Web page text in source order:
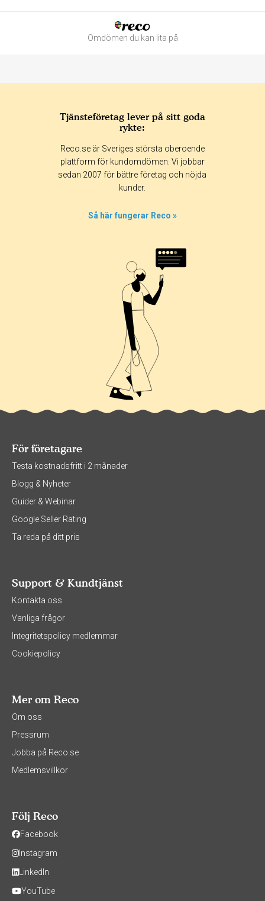
Omdömen du kan lita på
365 dagar 90 dagar
30 dagar
Tjänsteföretag lever på sitt goda
rykte:
Reco.se är Sveriges största oberoende
plattform för kundomdömen. Vi jobbar
sedan 2007 för bättre företag och nöjda
kunder.
Så här fungerar Reco »
För företagare
Testa kostnadsfritt i 2 månader
Blogg & Nyheter
Guider & Webinar
Google Seller Rating
Ta reda på ditt pris
Support & Kundtjänst
Kontakta oss
Vanliga frågor
Integritetspolicy medlemmar
Cookiepolicy
Mer om Reco
Om oss
Pressrum
Jobba på Reco.se
Medlemsvillkor
Följ Reco
Facebook
Instagram
LinkedIn
YouTube